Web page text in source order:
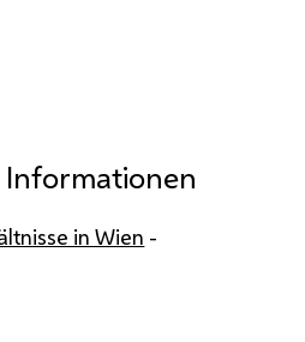
in Wien -